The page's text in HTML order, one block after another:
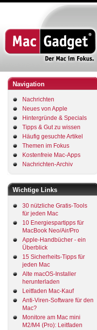
Navigation
Nachrichten
Neues von Apple
Hintergründe & Specials
Tipps & Gut zu wissen
Häufig gesuchte Artikel
Themen im Fokus
Kostenfreie Mac-Apps
Nachrichten-Archiv
Wichtige Links
30 nützliche Gratis-Tools
für jeden Mac
10 Energiespartipps für
MacBook Neo/Air/Pro
Apple-Handbücher - ein
Überblick
15 Sicherheits-Tipps für
jeden Mac
Alte macOS-Installer
herunterladen
Leitfaden Mac-Kauf
Anti-Viren-Software für den
Mac?
Monitore am Mac mini
M2/M4 (Pro): Leitfaden